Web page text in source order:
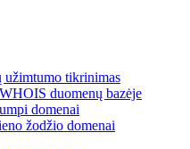
užimtumo tikrinimas
duomenų bazėje
domenai
žodžio domenai